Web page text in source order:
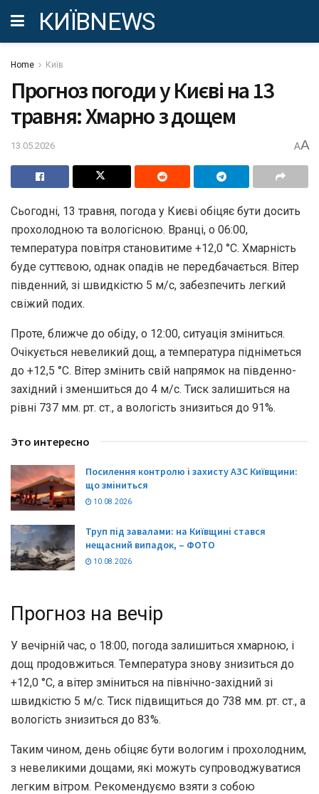
КИЇВNEWS
Home Київ
Прогноз погоди у Києві на 13
травня: Хмарно з дощем
13.05.2026 AA
Сьогодні, 13 травня, погода у Києві обіцяє бути досить
прохолодною та вологісною. Вранці, о 06:00,
температура повітря становитиме +12,0 °С. Хмарність
буде суттєвою, однак опадів не передбачається. Вітер
південний, зі швидкістю 5 м/с, забезпечить легкий
свіжий подих.
Проте, ближче до обіду, о 12:00, ситуація зміниться.
Очікується невеликий дощ, а температура підніметься
до +12,5 °С. Вітер змінить свій напрямок на південно-
західний і зменшиться до 4 м/с. Тиск залишиться на
рівні 737 мм. рт. ст., а вологість знизиться до 91%.
Это интересно
Посилення контролю і захисту АЗС Київщини:
що зміниться
10.08.2026
Труп під завалами: на Київщині стався
нещасний випадок, – ФОТО
10.08.2026
Прогноз на вечір
У вечірній час, о 18:00, погода залишиться хмарною, і
дощ продовжиться. Температура знову знизиться до
+12,0 °С, а вітер зміниться на північно-західний зі
швидкістю 5 м/с. Тиск підвищиться до 738 мм. рт. ст., а
вологість знизиться до 83%.
Таким чином, день обіцяє бути вологим і прохолодним,
з невеликими дощами, які можуть супроводжуватися
легким вітром. Рекомендуємо взяти з собою